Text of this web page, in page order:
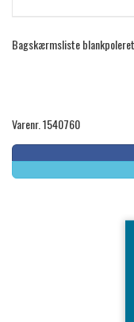
Bagskærmsliste
Varenr. 1540760